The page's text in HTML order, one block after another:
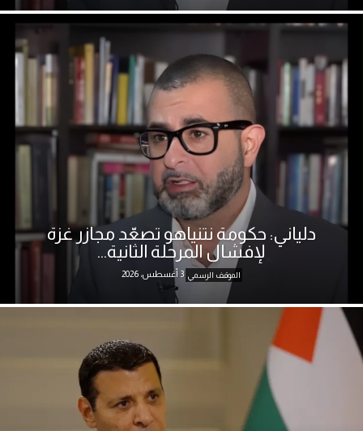
دلياني: حكومة نتنياهو تصعّد مجازر غزة
لإفشال المرحلة الثانية...
الموقف الرسمي 3 أغسطس، 2026